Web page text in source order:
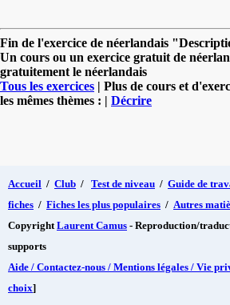
Fin de l'exercice de néerlandais
Un cours ou un exercice gratuit de
gratuitement le néerlandais
Tous les exercices | Plus de cours et
les mêmes thèmes : | Décrire
Accueil / Club / Test de niveau / Guide de
fiches / Fiches les plus populaires / Autres
Copyright Laurent Camus - Reproduction/
supports
Aide / Contactez-nous / Mentions légales / Vie
choix]